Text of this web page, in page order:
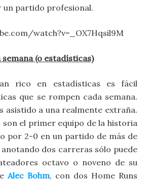
un partido profesional.
watch?v=_OX7Hqsil9M
(o estadísticas)
rico en estadísticas es fácil
que se rompen cada semana.
asistido a una realmente extraña.
son el primer equipo de la historia
por 2-0 en un partido de más de
anotando dos carreras sólo puede
octavo o noveno de su
Alec Bohm, con dos Home Runs